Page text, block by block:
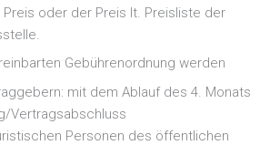
oder der Preis lt. Preisliste der
Gebührenordnung werden
mit dem Ablauf des 4. Monats
Vertragsabschluss
Personen des öffentlichen